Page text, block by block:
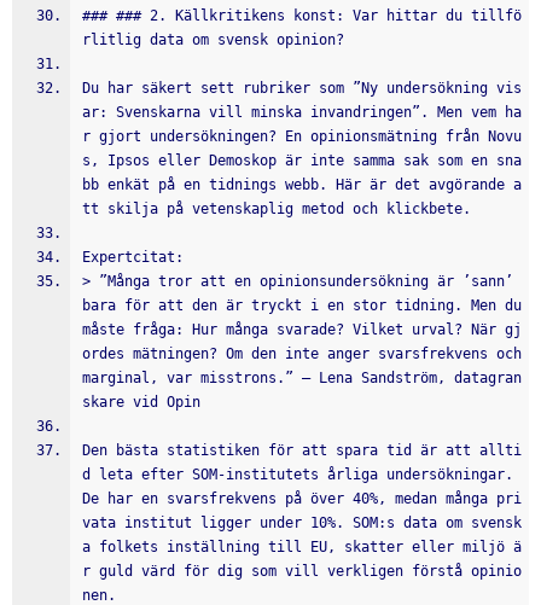
### ### 2. Källkritikens konst: Var hittar du tillfö
rlitlig data om svensk opinion?
Du har säkert sett rubriker som ”Ny undersökning vis
ar: Svenskarna vill minska invandringen”. Men vem ha
r gjort undersökningen? En opinionsmätning från Novu
s, Ipsos eller Demoskop är inte samma sak som en sna
bb enkät på en tidnings webb. Här är det avgörande a
tt skilja på vetenskaplig metod och klickbete.
Expertcitat:
> ”Många tror att en opinionsundersökning är ’sann’
bara för att den är tryckt i en stor tidning. Men du
måste fråga: Hur många svarade? Vilket urval? När gj
ordes mätningen? Om den inte anger svarsfrekvens och
marginal, var misstrons.” – Lena Sandström, datagran
skare vid Opin
Den bästa statistiken för att spara tid är att allti
d leta efter SOM-institutets årliga undersökningar.
De har en svarsfrekvens på över 40%, medan många pri
vata institut ligger under 10%. SOM:s data om svensk
a folkets inställning till EU, skatter eller miljö ä
r guld värd för dig som vill verkligen förstå opinio
nen.